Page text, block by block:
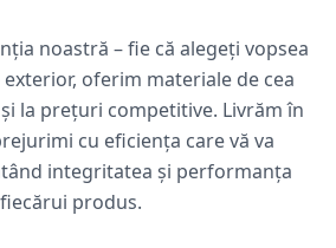
noastră – fie că alegeți vopsea
oferim materiale de cea
la prețuri competitive. Livrăm în
cu eficiența care vă va
integritatea și performanța
fiecărui produs.